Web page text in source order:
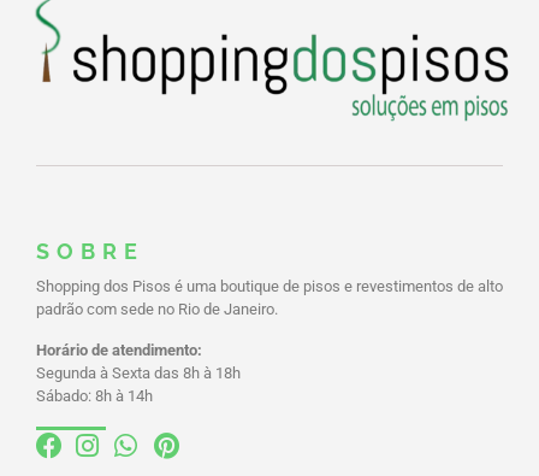
SOBRE
Shopping dos Pisos é uma boutique de pisos e revestimentos de alto
padrão com sede no Rio de Janeiro.
Horário de atendimento:
Segunda à Sexta das 8h à 18h
Sábado: 8h à 14h